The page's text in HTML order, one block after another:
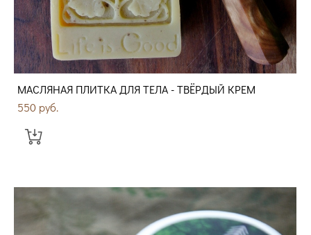
МАСЛЯНАЯ ПЛИТКА ДЛЯ ТЕЛА - ТВЁРДЫЙ КРЕМ
550 pуб.